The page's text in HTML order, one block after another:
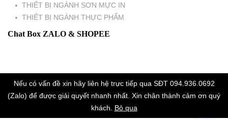
THIẾT BỊ NGÀNH SƠN MỰC IN
THIẾT BỊ NGÀNH THỰC PHẨM
Chat Box ZALO & SHOPEE
Nếu có vấn đề xin hãy liên hệ trực tiếp qua SĐT 094.936.0692
(Zalo) để được giải quyết nhanh nhất. Xin chân thành cảm ơn quý
khách. Bỏ qua